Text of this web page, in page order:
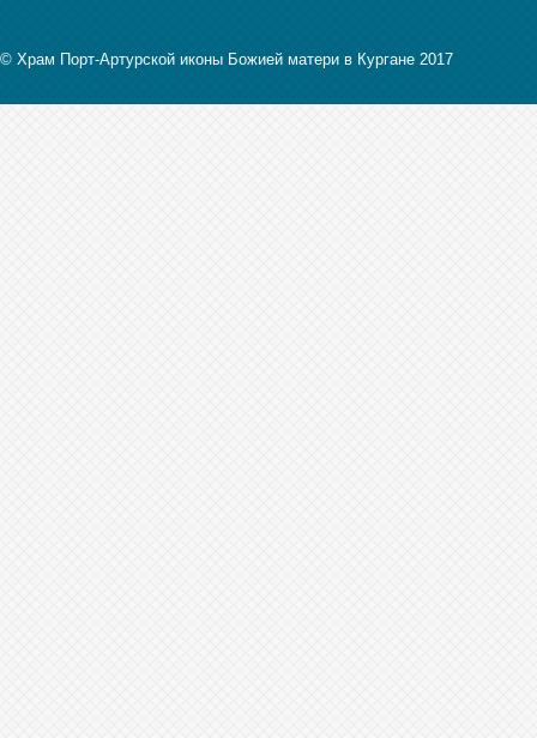
© Храм Порт-Артурской иконы Божией матери в Кургане 2017